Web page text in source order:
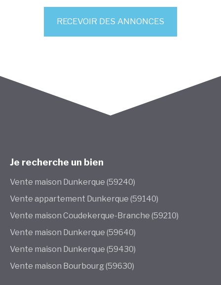
RECEVOIR DES ANNONCES
Je recherche un bien
Vente maison Dunkerque (59240)
Vente appartement Dunkerque (59140)
Vente maison Coudekerque-Branche (59210)
Vente maison Dunkerque (59640)
Vente maison Dunkerque (59430)
Vente maison Bourbourg (59630)